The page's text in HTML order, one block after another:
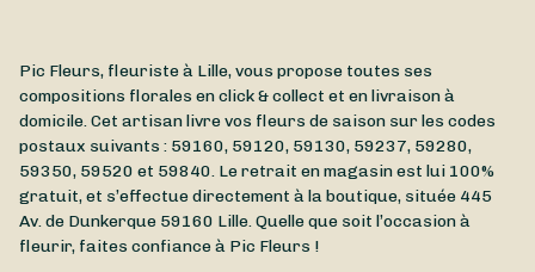
Pic Fleurs, fleuriste à Lille, vous propose toutes ses
compositions florales en click & collect et en livraison à
domicile. Cet artisan livre vos fleurs de saison sur les codes
postaux suivants : 59160, 59120, 59130, 59237, 59280,
59350, 59520 et 59840. Le retrait en magasin est lui 100%
gratuit, et s’effectue directement à la boutique, située 445
Av. de Dunkerque 59160 Lille. Quelle que soit l’occasion à
fleurir, faites confiance à Pic Fleurs !